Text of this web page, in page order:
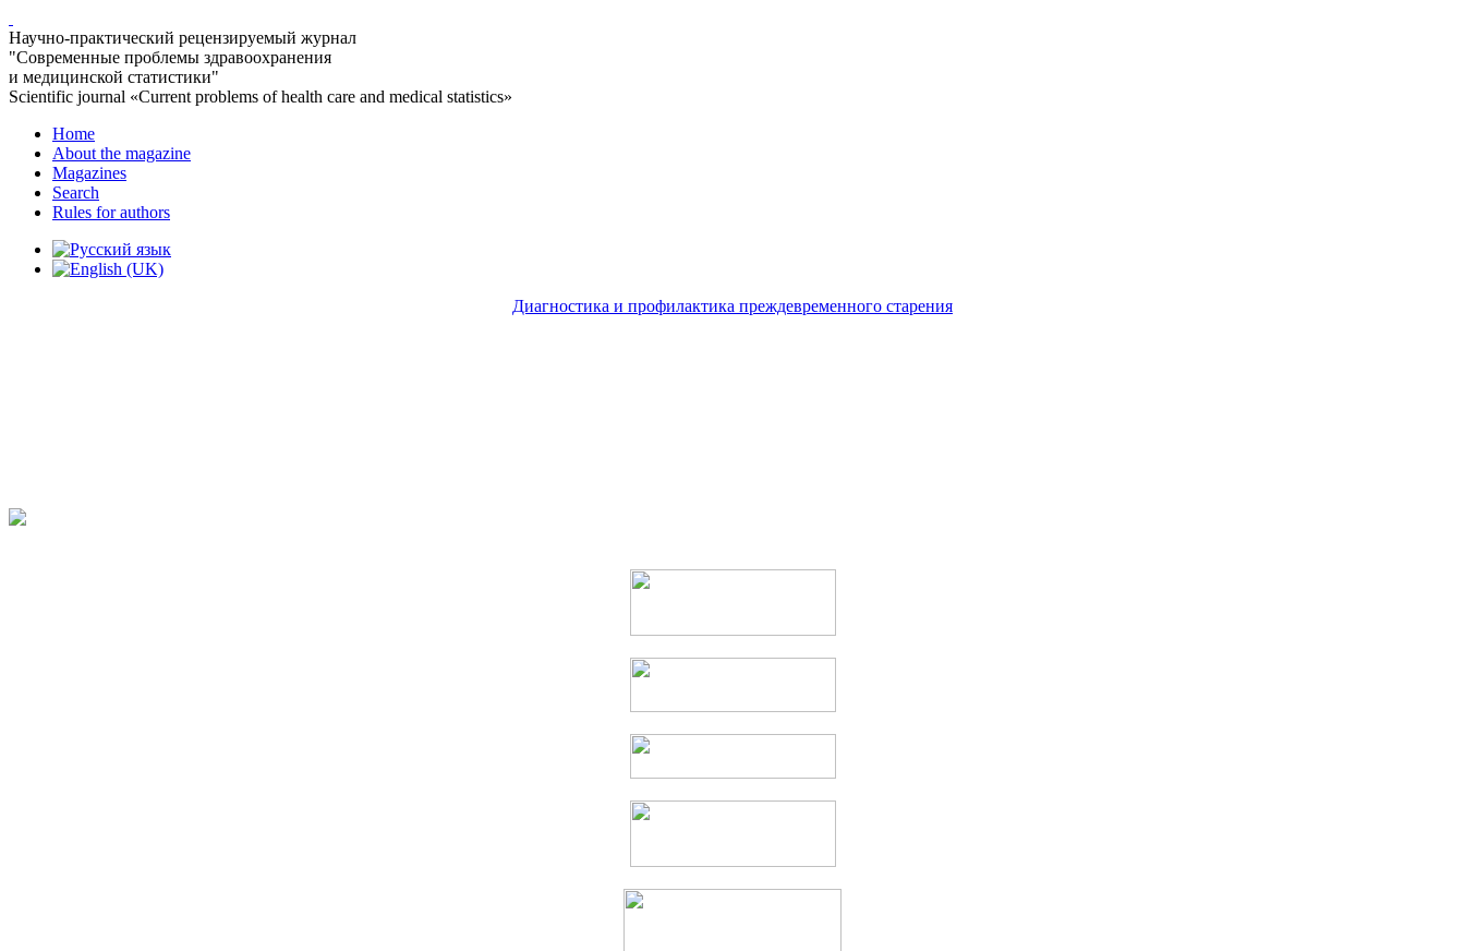
Научно-практический рецензируемый журнал
"Современные проблемы здравоохранения
и медицинской статистики"
Scientific journal «Current problems of health care and medical statistics»
Home
About the magazine
Magazines
Search
Rules for authors
Диагностика и профилактика преждевременного старения